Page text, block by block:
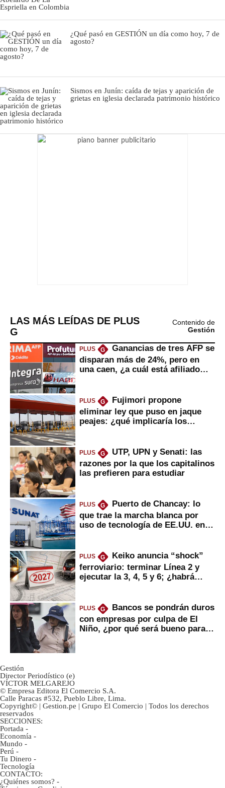
¿Qué pasó en GESTIÓN un día como hoy, 7 de
agosto?
Sismos en Junín: caída de tejas y aparición de
grietas en iglesia declarada patrimonio histórico
LAS MÁS LEÍDAS DE PLUS
G
Contenido de
Gestión
PLUS G
Ganancias de tres AFP se
disparan más de 24%, pero en
una caen, ¿a cuál está afiliado
PLUS G
Fujimori propone
eliminar ley que puso en jaque
peajes: ¿qué implicaría los
PLUS G
UTP, UPN y Senati: las
razones por la que los capitalinos
las prefieren para estudiar
PLUS G
Puerto de Chancay: lo
que trae la marcha blanca por
uso de tecnología de EE.UU. en
PLUS G
Keiko anuncia “shock”
ferroviario: terminar Línea 2 y
ejecutar la 3, 4, 5 y 6; ¿habrá
PLUS G
Bancos se pondrán duros
con empresas por culpa de El
Niño, ¿por qué será bueno para
Gestión
Director Periodístico (e)
VÍCTOR MELGAREJO
© Empresa Editora El Comercio S.A.
Calle Paracas #532, Pueblo Libre, Lima.
Copyright© | Gestion.pe | Grupo El Comercio | Todos los derechos
reservados
SECCIONES:
Portada -
Economía -
Mundo -
Perú -
Tu Dinero -
Tecnología
CONTACTO:
¿Quiénes somos? -